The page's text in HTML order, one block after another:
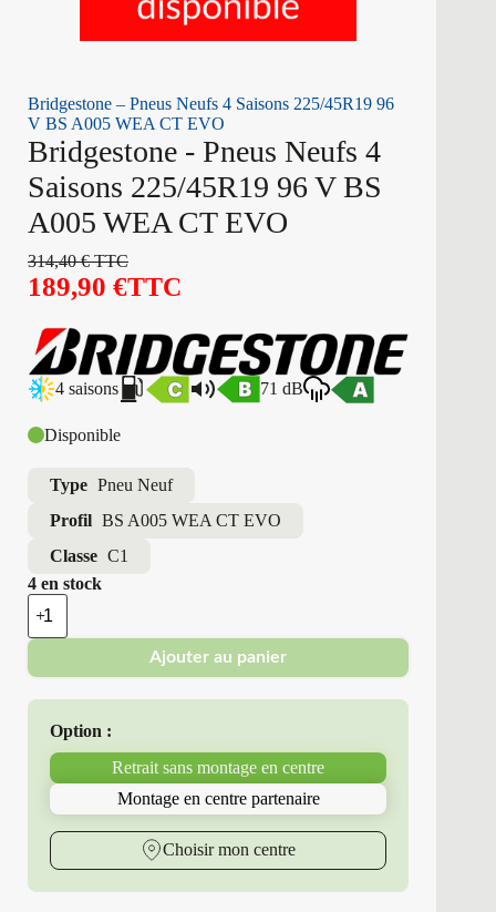
Bridgestone – Pneus Neufs 4 Saisons 225/45R19 96
V BS A005 WEA CT EVO
Bridgestone - Pneus Neufs 4
Saisons 225/45R19 96 V BS
A005 WEA CT EVO
314,40€TTC
189,90 €TTC
4 saisons 71 dB
Disponible
Type Pneu Neuf
Profil BS A005 WEA CT EVO
Classe C1
4 en stock
quantité
de
Bridgestone
Pneus
Neufs
Saisons
225/45R19
A005
EVO
Ajouter au panier
Option :
Retrait sans montage en centre
Montage en centre partenaire
Choisir mon centre